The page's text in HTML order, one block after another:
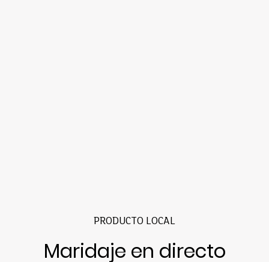
PRODUCTO LOCAL
Maridaje en directo